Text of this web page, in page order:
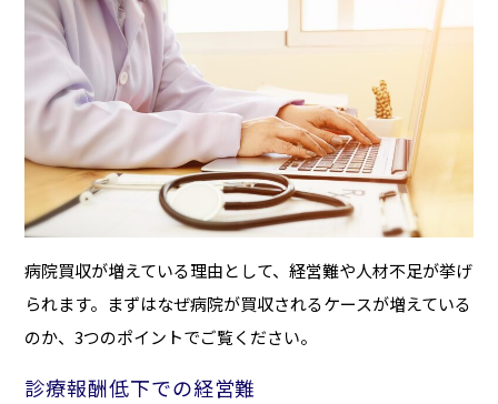
病院買収が増えている理由として、経営難や人材不足が挙げ
られます。まずはなぜ病院が買収されるケースが増えている
のか、3つのポイントでご覧ください。
診療報酬低下での経営難